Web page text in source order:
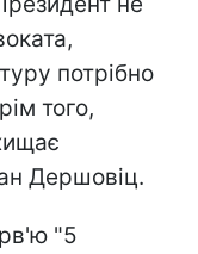
потрібно
того,
Дершовіц.
"5